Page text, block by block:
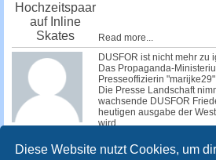
Diese Website nutzt Cookies, um
Hochzeitspaar
auf Inline
Skates
Read more...
DUSFOR wahr
DUSFOR ist nicht mehr zu
Das Propaganda-
Presseoffizierin
Die Presse Landschaft
wachsende DUSFOR
heutigen ausgabe der
wird...